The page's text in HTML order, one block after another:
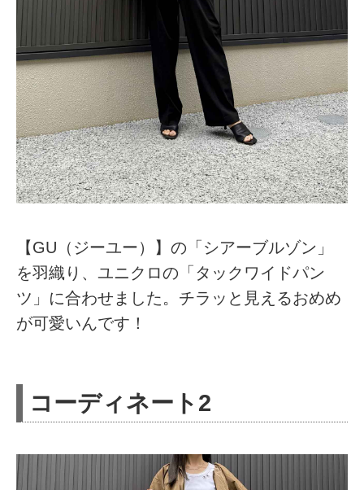
【GU（ジーユー）】の「シアーブルゾン」
を羽織り、ユニクロの「タックワイドパン
ツ」に合わせました。チラッと見えるおめめ
が可愛いんです！
コーディネート2